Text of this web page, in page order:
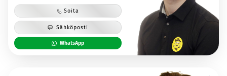
Soita
Sähköposti
WhatsApp